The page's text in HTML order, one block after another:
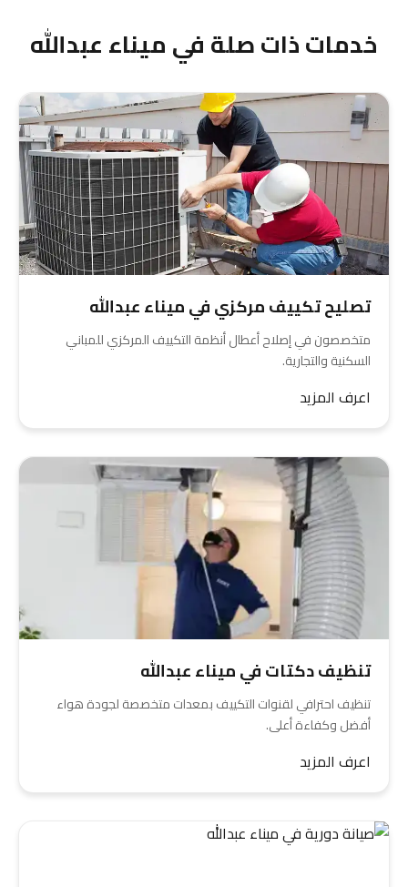
ضروري جداً.
خدمات ذات صلة في ميناء عبدالله
تصليح تكييف مركزي في ميناء عبدالله
متخصصون في إصلاح أعطال أنظمة التكييف المركزي للمباني
السكنية والتجارية.
اعرف المزيد
تنظيف دكتات في ميناء عبدالله
تنظيف احترافي لقنوات التكييف بمعدات متخصصة لجودة هواء
أفضل وكفاءة أعلى.
اعرف المزيد